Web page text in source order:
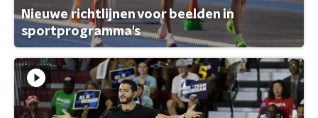
Nieuwe richtlijnen voor beelden in
sportprogramma's